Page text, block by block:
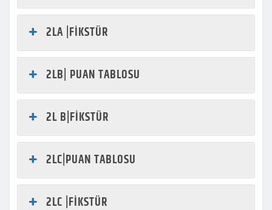
2LA |FİKSTÜR
2LB| PUAN TABLOSU
2L B|FİKSTÜR
2LC|PUAN TABLOSU
2LC |FİKSTÜR